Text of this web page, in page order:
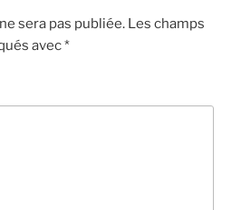
sera pas publiée. Les champs
avec*